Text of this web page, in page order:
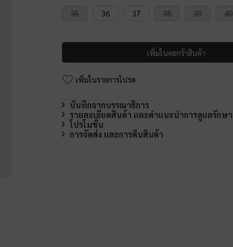
35
36 37 38 39 40
เพิ่มในตะกร้าสินค้า
เพิ่มในรายการโปรด
บันทึกจากบรรณาธิการ
รายละเอียดสินค้า และคำแนะนำการดูแลรักษา
โปรโมชั่น
การจัดส่ง และการคืนสินค้า